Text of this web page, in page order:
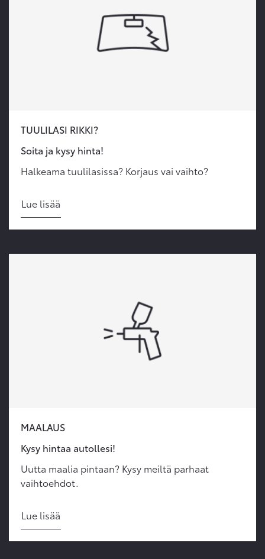
TUULILASI RIKKI?
Soita ja kysy hinta!
Halkeama tuulilasissa? Korjaus vai vaihto?
Lue lisää
MAALAUS
Kysy hintaa autollesi!
Uutta maalia pintaan? Kysy meiltä parhaat
vaihtoehdot.
Lue lisää